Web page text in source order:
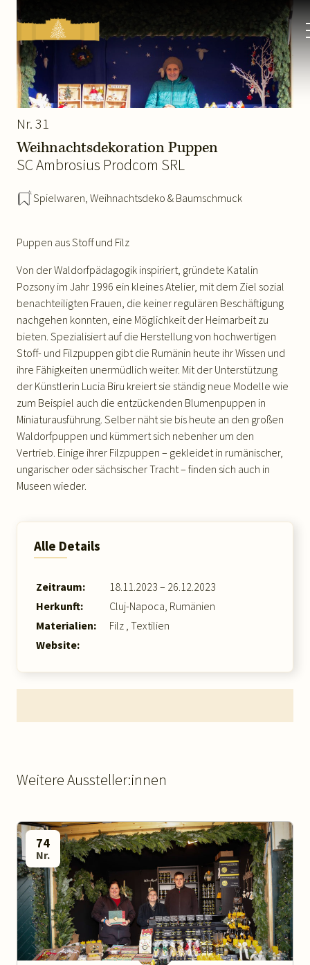
Kultur-
&
Weihnachtsmarkt
Schloss
Schönbrunn
Nr. 31
Weihnachtsdekoration Puppen
SC Ambrosius Prodcom SRL
Spielwaren, Weihnachtsdeko & Baumschmuck
Puppen aus Stoff und Filz
Von der Waldorfpädagogik inspiriert, gründete Katalin
Pozsony im Jahr 1996 ein kleines Atelier, mit dem Ziel sozial
benachteiligten Frauen, die keiner regulären Beschäftigung
nachgehen konnten, eine Möglichkeit der Heimarbeit zu
bieten. Spezialisiert auf die Herstellung von hochwertigen
Stoff- und Filzpuppen gibt die Rumänin heute ihr Wissen und
ihre Fähigkeiten unermüdlich weiter. Mit der Unterstützung
der Künstlerin Lucia Biru kreiert sie ständig neue Modelle wie
zum Beispiel auch die entzückenden Blumenpuppen in
Miniaturausführung. Selber näht sie bis heute an den großen
Waldorfpuppen und kümmert sich nebenher um den
Vertrieb. Einige ihrer Filzpuppen – gekleidet in rumänischer,
ungarischer oder sächsischer Tracht – finden sich auch in
Museen wieder.
Alle Details
Zeitraum:
18.11.2023 – 26.12.2023
Herkunft:
Cluj-Napoca, Rumänien
Materialien:
Filz Textilien
Website:
Weitere Aussteller:innen
74
Nr.